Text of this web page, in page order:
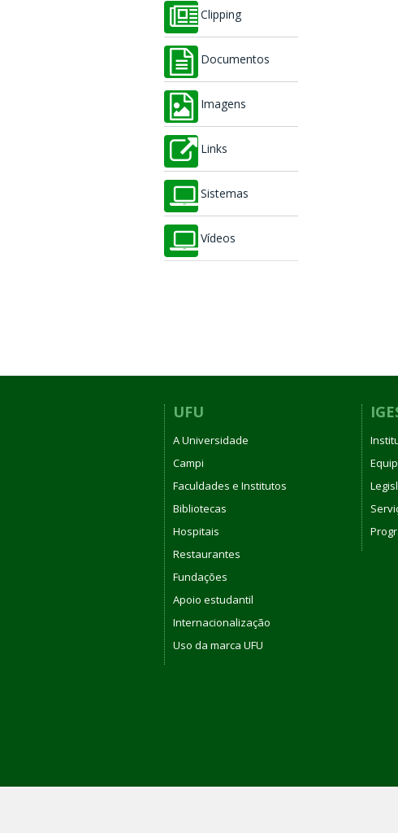
Clipping
Documentos
Imagens
Links
Sistemas
Vídeos
UFU
A Universidade
Campi
Faculdades e Institutos
Bibliotecas
Hospitais
Restaurantes
Fundações
Apoio estudantil
Internacionalização
Uso da marca UFU